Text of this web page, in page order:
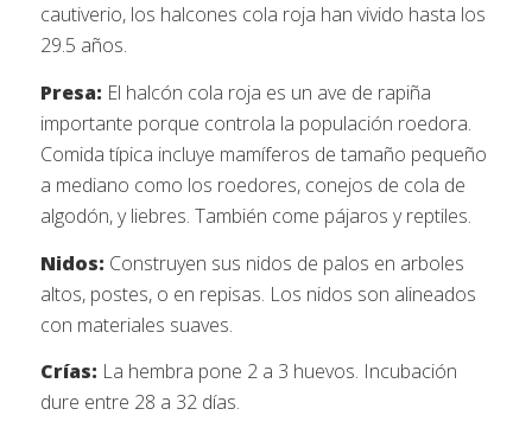
cautiverio, los halcones cola roja han vivido hasta los
29.5 años.
Presa: El halcón cola roja es un ave de rapiña
importante porque controla la populación roedora.
Comida típica incluye mamíferos de tamaño pequeño
a mediano como los roedores, conejos de cola de
algodón, y liebres. También come pájaros y reptiles.
Nidos: Construyen sus nidos de palos en arboles
altos, postes, o en repisas. Los nidos son alineados
con materiales suaves.
Crías: La hembra pone 2 a 3 huevos. Incubación
dure entre 28 a 32 días.